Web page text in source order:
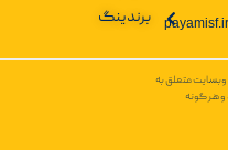
payamisf.ir
برندینگ
متعلق به
و هر گونه